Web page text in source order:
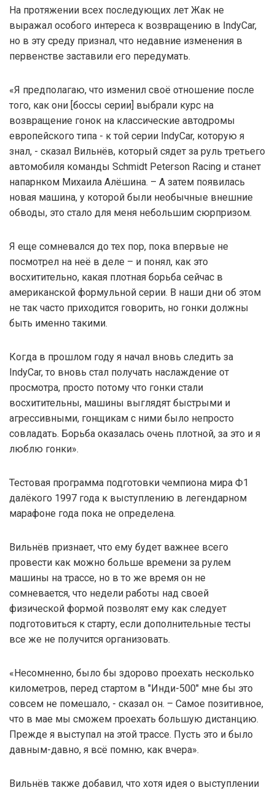
На протяжении всех последующих лет Жак не
выражал особого интереса к возвращению в IndyCar,
но в эту среду признал, что недавние изменения в
первенстве заставили его передумать.
«Я предполагаю, что изменил своё отношение после
того, как они [боссы серии] выбрали курс на
возвращение гонок на классические автодромы
европейского типа - к той серии IndyCar, которую я
знал, - сказал Вильнёв, который сядет за руль третьего
автомобиля команды Schmidt Peterson Racing и станет
напарнком Михаила Алёшина. – А затем появилась
новая машина, у которой были необычные внешние
обводы, это стало для меня небольшим сюрпризом.
Я еще сомневался до тех пор, пока впервые не
посмотрел на неё в деле – и понял, как это
восхитительно, какая плотная борьба сейчас в
американской формульной серии. В наши дни об этом
не так часто приходится говорить, но гонки должны
быть именно такими.
Когда в прошлом году я начал вновь следить за
IndyCar, то вновь стал получать наслаждение от
просмотра, просто потому что гонки стали
восхитительны, машины выглядят быстрыми и
агрессивными, гонщикам с ними было непросто
совладать. Борьба оказалась очень плотной, за это и я
люблю гонки».
Тестовая программа подготовки чемпиона мира Ф1
далёкого 1997 года к выступлению в легендарном
марафоне года пока не определена.
Вильнёв признает, что ему будет важнее всего
провести как можно больше времени за рулем
машины на трассе, но в то же время он не
сомневается, что недели работы над своей
физической формой позволят ему как следует
подготовиться к старту, если дополнительные тесты
все же не получится организовать.
«Несомненно, было бы здорово проехать несколько
километров, перед стартом в "Инди-500" мне бы это
совсем не помешало, - сказал он. – Самое позитивное,
что в мае мы сможем проехать большую дистанцию.
Прежде я выступал на этой трассе. Пусть это и было
давным-давно, я всё помню, как вчера».
Вильнёв также добавил, что хотя идея о выступлении